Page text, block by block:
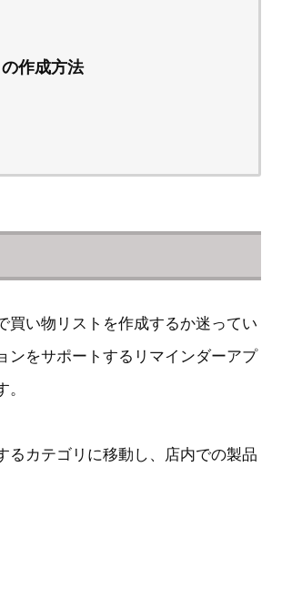
作成方法
買い物リストを作成するか迷ってい
ンをサポートするリマインダーアプ
るカテゴリに移動し、店内での製品